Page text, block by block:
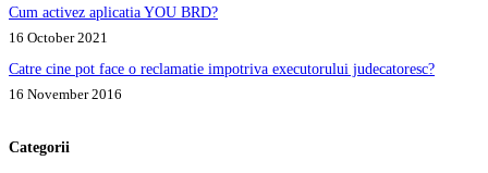
Cum activez aplicatia YOU BRD?
16 October 2021
Catre cine pot face o reclamatie impotriva executorului judecatoresc?
16 November 2016
Categorii